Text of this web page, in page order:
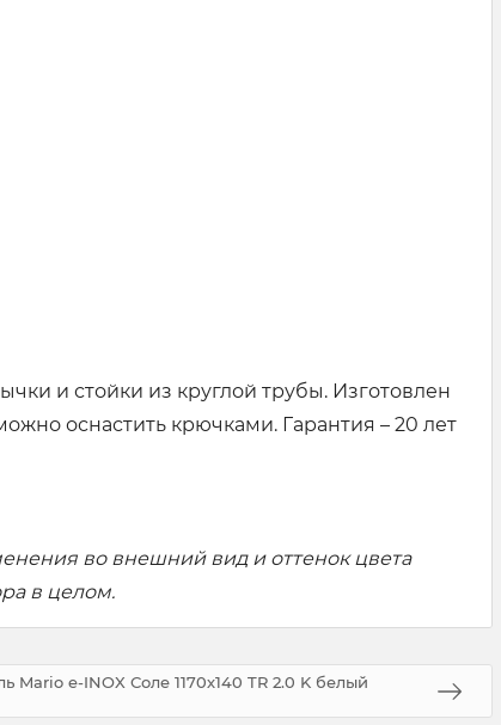
и стойки из круглой трубы. Изготовлен
оснастить крючками. Гарантия – 20 лет
во внешний вид и оттенок цвета
в целом.
Mario e-INOX Соле 1170х140 TR 2.0 K белый